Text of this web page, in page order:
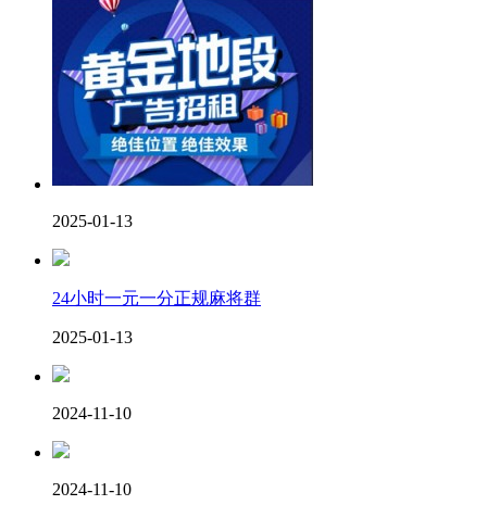
2025-01-13
24小时一元一分正规麻将群
2025-01-13
2024-11-10
2024-11-10